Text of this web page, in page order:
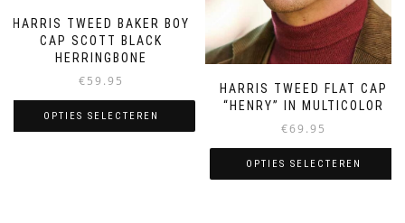
HARRIS TWEED BAKER BOY
CAP SCOTT BLACK
HERRINGBONE
€59.95
OPTIES SELECTEREN
HARRIS TWEED FLAT CAP
“HENRY” IN MULTICOLOR
€69.95
OPTIES SELECTEREN